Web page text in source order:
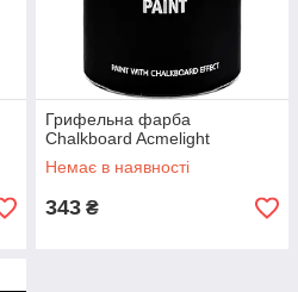
Грифельна фарба
Chalkboard Acmelight
Немає в наявності
343 ₴